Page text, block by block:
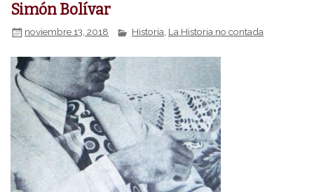
Simón Bolívar
noviembre 13, 2018 Historia, La Historia no contada